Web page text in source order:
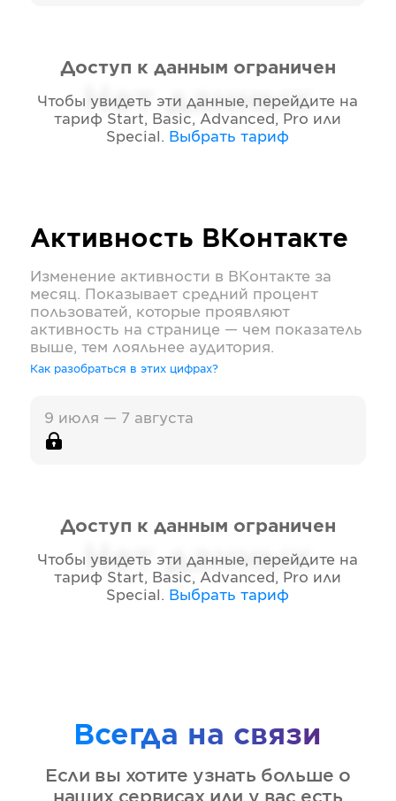
Нет данных
Доступ к данным ограничен
Чтобы увидеть эти данные, перейдите на
тариф Start, Basic, Advanced, Pro или
Special . Выбрать тариф
Активность ВКонтакте
Изменение активности в ВКонтакте за
месяц. Показывает средний процент
пользоватей, которые проявляют
активность на странице — чем показатель
выше, тем лояльнее аудитория.
Как разобраться в этих цифрах?
9 июля — 7 августа
Нет данных
Доступ к данным ограничен
Чтобы увидеть эти данные, перейдите на
тариф Start, Basic, Advanced, Pro или
Special . Выбрать тариф
Всегда на связи
Если вы хотите узнать больше о
наших сервисах или у вас есть